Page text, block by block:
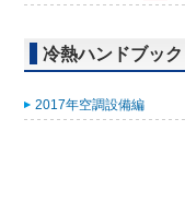
冷熱ハンドブック
2017年空調設備編